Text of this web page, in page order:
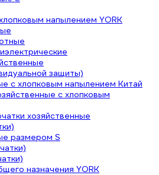
напылением YORK
защиты)
с хлопковым напылением Китай
с хлопковым
хозяйственные
размером S
назначения YORK